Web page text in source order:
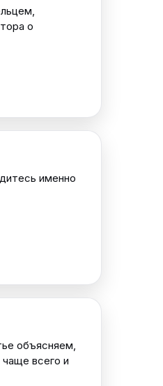
о
именно
объясняем,
всего и